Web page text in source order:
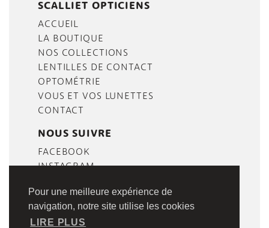
Pour une meilleure expérience de
navigation, notre site utilise les cookies
LIRE PLUS
SCALLIET OPTICIENS
ACCUEIL
LA BOUTIQUE
NOS COLLECTIONS
LENTILLES DE CONTACT
OPTOMÉTRIE
VOUS ET VOS LUNETTES
CONTACT
NOUS SUIVRE
FACEBOOK
INSTAGRAM